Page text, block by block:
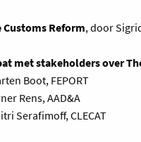
Customs Reform, door
met stakeholders over
FEPORT
AAD&A
CLECAT